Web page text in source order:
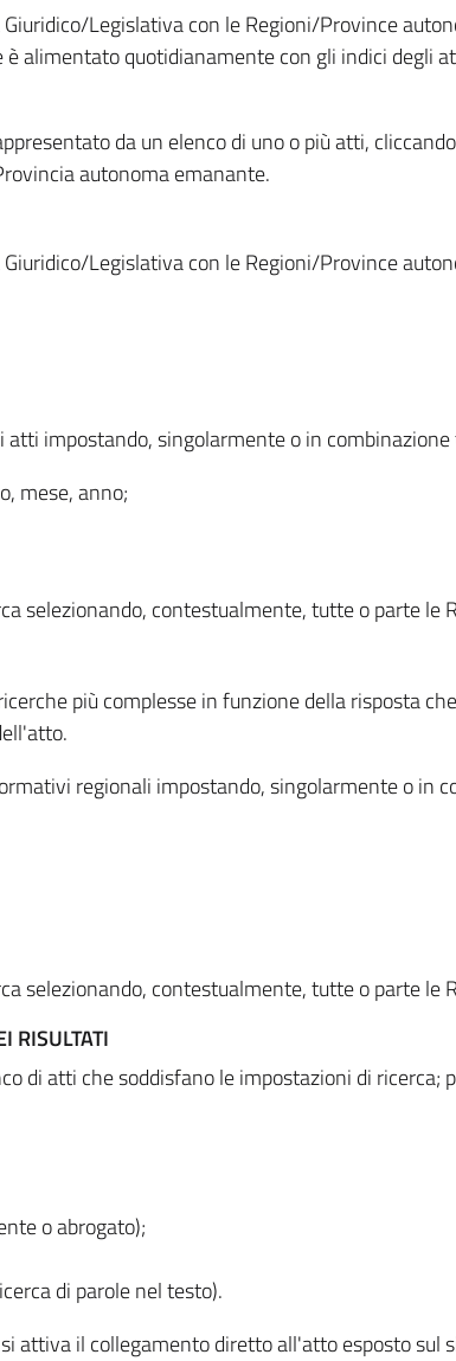
Legislativa con le Regioni/Province
alimentato quotidianamente con gli indici degli
da un elenco di uno o più atti,
autonoma emanante.
Legislativa con le Regioni/Province
atti impostando, singolarmente o in
mese, anno;
selezionando, contestualmente, tutte o parte le
più complesse in funzione della risposta
regionali impostando, singolarmente o in
selezionando, contestualmente, tutte o parte le
RISULTATI
di atti che soddisfano le impostazioni di
o abrogato);
di parole nel testo).
attiva il collegamento diretto all'atto esposto sul